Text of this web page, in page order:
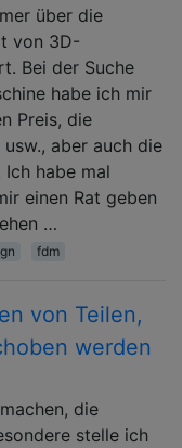
über die
von 3D-
Bei der Suche
habe ich mir
Preis, die
aber auch die
Ich habe mal
einen Rat geben
…
fdm
von Teilen,
werden
die
stelle ich